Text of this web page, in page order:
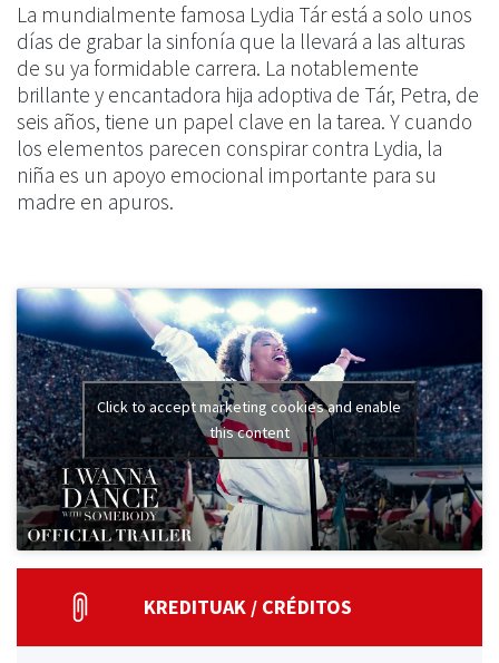
La mundialmente famosa Lydia Tár está a solo unos
días de grabar la sinfonía que la llevará a las alturas
de su ya formidable carrera. La notablemente
brillante y encantadora hija adoptiva de Tár, Petra, de
seis años, tiene un papel clave en la tarea. Y cuando
los elementos parecen conspirar contra Lydia, la
niña es un apoyo emocional importante para su
madre en apuros.
Click to accept marketing cookies and enable
this content
KREDITUAK / CRÉDITOS